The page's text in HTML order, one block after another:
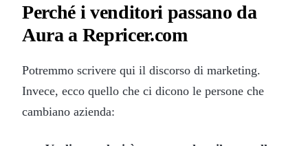
Perché i venditori passano da
Aura a Repricer.com
Potremmo scrivere qui il discorso di marketing.
Invece, ecco quello che ci dicono le persone che
cambiano azienda: